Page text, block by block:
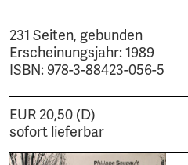
231 Seiten, gebunden
Erscheinungsjahr: 1989
ISBN: 978-3-88423-056-5
EUR 20,50 (D)
sofort lieferbar